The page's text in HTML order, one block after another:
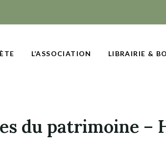
L’ASSOCIATION LIBRAIRIE &
du patrimoine –